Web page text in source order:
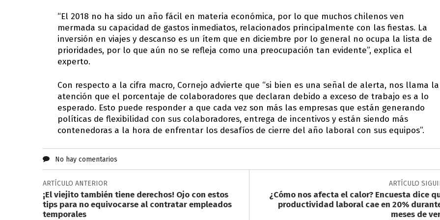
“El 2018 no ha sido un año fácil en materia económica, por lo que muchos chilenos ven
mermada su capacidad de gastos inmediatos, relacionados principalmente con las fiestas. La
inversión en viajes y descanso es un ítem que en diciembre por lo general no ocupa la lista de
prioridades, por lo que aún no se refleja como una preocupación tan evidente”, explica el
experto.
Con respecto a la cifra macro, Cornejo advierte que “si bien es una señal de alerta, nos llama la
atención que el porcentaje de colaboradores que declaran debido a exceso de trabajo es a lo
esperado. Esto puede responder a que cada vez son más las empresas que están generando
políticas de flexibilidad con sus colaboradores, entrega de incentivos y están siendo más
contenedoras a la hora de enfrentar los desafíos de cierre del año laboral con sus equipos”.
No hay comentarios
ARTÍCULO ANTERIOR
¡El viejito también tiene derechos! Ojo con estos
tips para no equivocarse al contratar empleados
temporales
ARTÍCULO
¿Cómo nos afecta el calor? Encuesta dice
productividad laboral cae en 20%
meses de